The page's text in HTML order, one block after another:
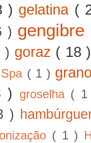
) gelatina (
) gengibre
) goraz ( 18
( 1 )
) groselha (
)
( 1 )